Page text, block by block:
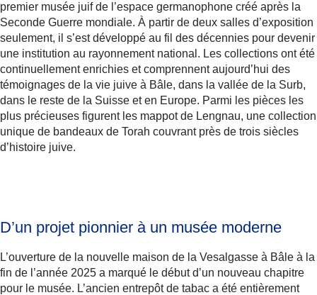
premier musée juif de l’espace germanophone créé après la
Seconde Guerre mondiale. À partir de deux salles d’exposition
seulement, il s’est développé au fil des décennies pour devenir
une institution au rayonnement national. Les collections ont été
continuellement enrichies et comprennent aujourd’hui des
témoignages de la vie juive à Bâle, dans la vallée de la Surb,
dans le reste de la Suisse et en Europe. Parmi les pièces les
plus précieuses figurent les mappot de Lengnau, une collection
unique de bandeaux de Torah couvrant près de trois siècles
d’histoire juive.
D’un projet pionnier à un musée moderne
L’ouverture de la nouvelle maison de la Vesalgasse à Bâle à la
fin de l’année 2025 a marqué le début d’un nouveau chapitre
pour le musée. L’ancien entrepôt de tabac a été entièrement